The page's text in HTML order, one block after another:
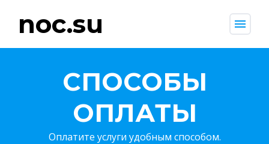
noc.su menu
СПОСОБЫ
ОПЛАТЫ
Оплатите услуги удобным способом.